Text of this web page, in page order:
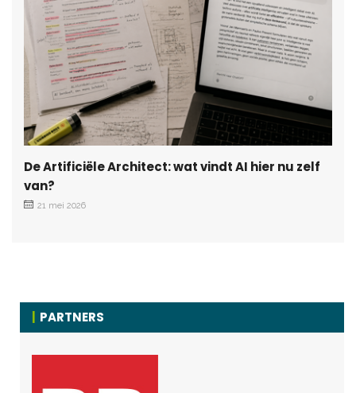
De Artificiële Architect: wat vindt AI hier nu zelf
van?
21 mei 2026
PARTNERS